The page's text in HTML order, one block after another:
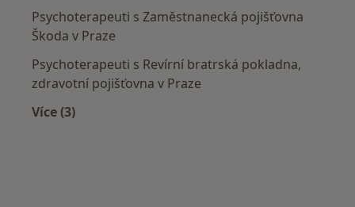
Psychoterapeuti s Zaměstnanecká pojišťovna
Škoda v Praze
Psychoterapeuti s Revírní bratrská pokladna,
zdravotní pojišťovna v Praze
Více (3)